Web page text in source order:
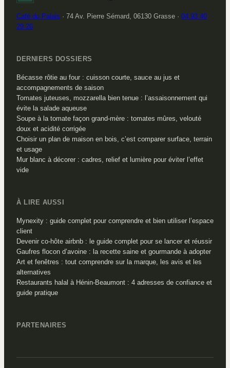
Café du Palais · 74 Av. Pierre Sémard, 06130 Grasse · 04 93 40
29 26
DERNIERS DOSSIERS
Bécasse rôtie au four : cuisson courte, sauce au jus et
accompagnements de saison
Tomates juteuses, mozzarella bien tenue : l’assaisonnement qui
évite la salade aqueuse
Soupe à la tomate façon grand-mère : tomates mûres, velouté
doux et acidité corrigée
Choisir un plan de maison en bois, c’est comparer surface, terrain
et usage
Mur blanc à décorer : cadres, relief et lumière pour éviter l’effet
vide
À LIRE AUSSI
Mynexity : guide complet pour comprendre et bien utiliser l’espace
client
Devenir co-hôte airbnb : le guide complet pour se lancer et réussir
Gaufres flocon d’avoine : la recette saine et gourmande à adopter
Art et fenêtres : tout comprendre sur la marque, les avis et les
alternatives
Restaurants halal à Hénin-Beaumont : 4 adresses de confiance et
guide pratique
PARTENAIRES